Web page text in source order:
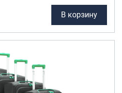
В корзину